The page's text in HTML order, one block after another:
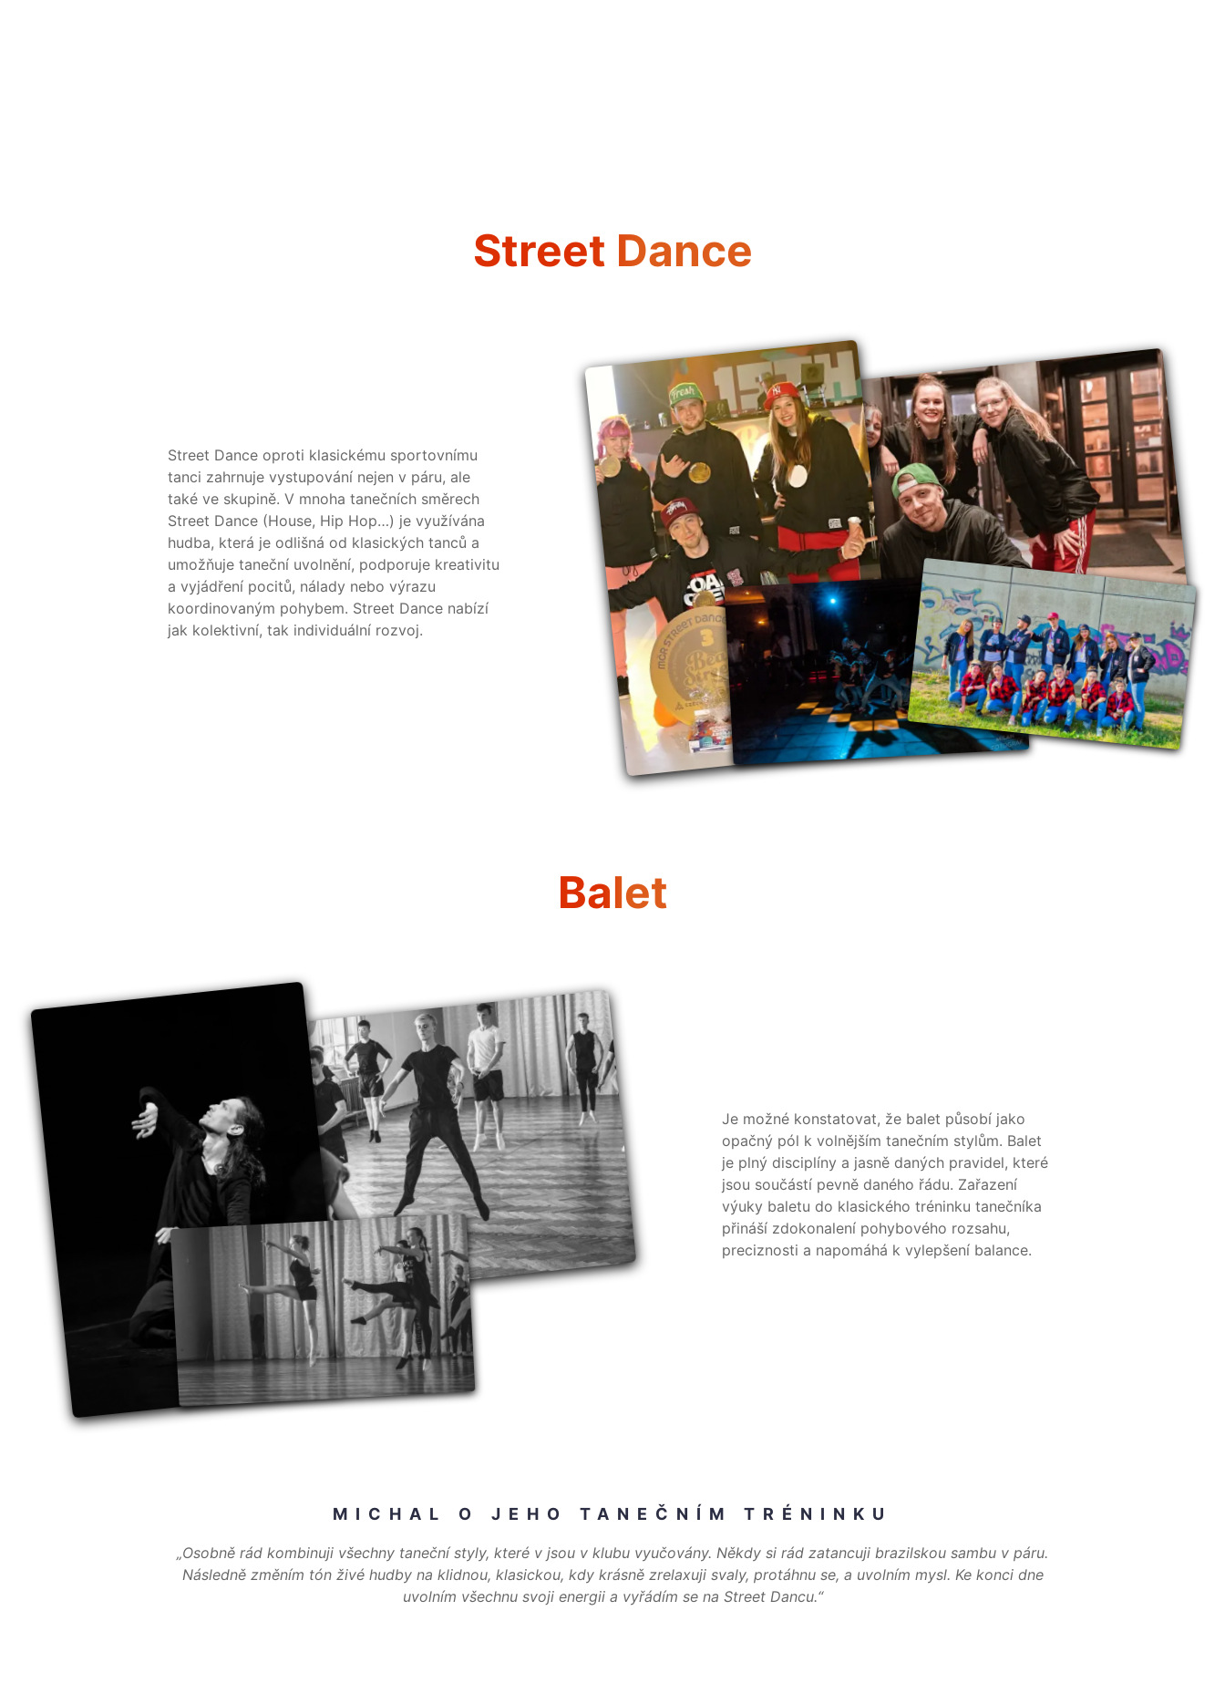
Street Dance
Street Dance oproti klasickému sportovnímu
tanci zahrnuje vystupování nejen v páru, ale
také ve skupině. V mnoha tanečních směrech
Street Dance (House, Hip Hop…) je využívána
hudba, která je odlišná od klasických tanců a
umožňuje taneční uvolnění, podporuje kreativitu
a vyjádření pocitů, nálady nebo výrazu
koordinovaným pohybem. Street Dance nabízí
jak kolektivní, tak individuální rozvoj.
Balet
Je možné konstatovat, že balet působí jako
opačný pól k volnějším tanečním stylům. Balet
je plný disciplíny a jasně daných pravidel, které
jsou součástí pevně daného řádu. Zařazení
výuky baletu do klasického tréninku tanečníka
přináší zdokonalení pohybového rozsahu,
preciznosti a napomáhá k vylepšení balance.
MICHAL O JEHO TANEČNÍM TRÉNINKU
„Osobně rád kombinuji všechny taneční styly, které v jsou v klubu vyučovány. Někdy si rád zatancuji brazilskou sambu v páru.
Následně změním tón živé hudby na klidnou, klasickou, kdy krásně zrelaxuji svaly, protáhnu se, a uvolním mysl. Ke konci dne
uvolním všechnu svoji energii a vyřádím se na Street Dancu.“